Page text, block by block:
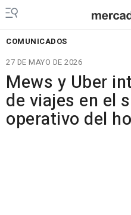
COMUNICADOS
27 DE MAYO DE 2026
Mews y Uber
de viajes en el
operativo del